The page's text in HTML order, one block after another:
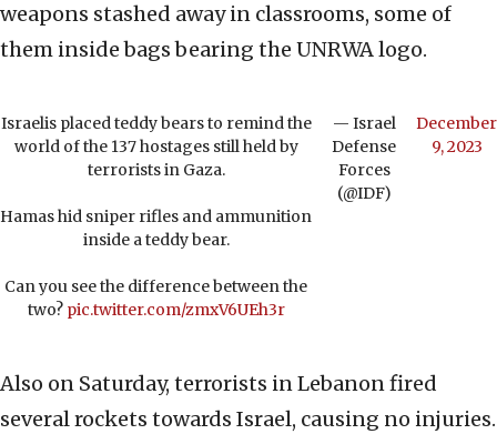
weapons stashed away in classrooms, some of
them inside bags bearing the UNRWA logo.
Israelis placed teddy bears to remind the
world of the 137 hostages still held by
terrorists in Gaza.
Hamas hid sniper rifles and ammunition
inside a teddy bear.
Can you see the difference between the
two? pic.twitter.com/zmxV6UEh3r
— Israel
Defense
Forces
(@IDF)
December
9, 2023
Also on Saturday, terrorists in Lebanon fired
several rockets towards Israel, causing no injuries.